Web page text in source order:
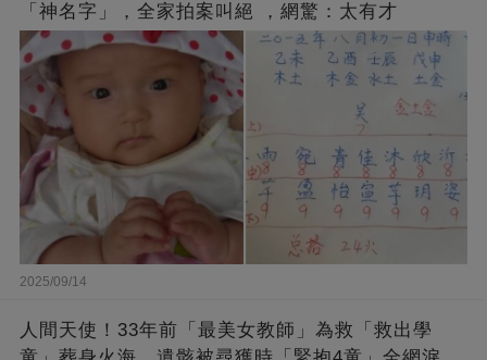
「神名字」，全家拍案叫絕 ，網驚：太有才
2025/09/14
人間天使！33年前「最美女教師」為救「救出學